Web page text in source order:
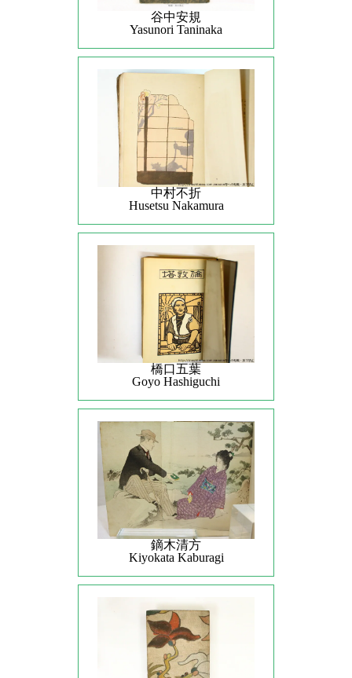
谷中安規
Yasunori Taninaka
中村不折
Husetsu Nakamura
橋口五葉
Goyo Hashiguchi
鏑木清方
Kiyokata Kaburagi